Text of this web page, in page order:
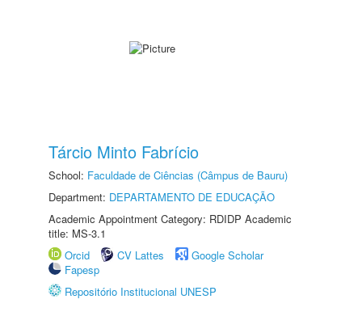
Tárcio Minto Fabrício
School: Faculdade de Ciências (Câmpus de Bauru)
Department: DEPARTAMENTO DE EDUCAÇÃO
Academic Appointment Category: RDIDP Academic
title: MS-3.1
Orcid
CV Lattes
Google Scholar
Fapesp
Repositório Institucional UNESP